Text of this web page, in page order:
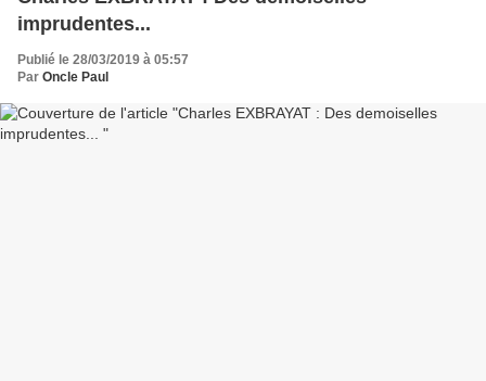
imprudentes...
Publié le 28/03/2019 à 05:57
Par Oncle Paul